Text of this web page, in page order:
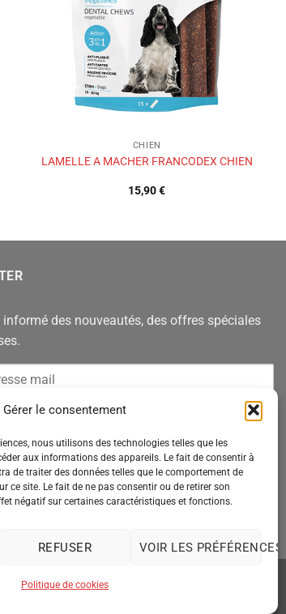
Gérer le consentement
nous utilisons des technologies telles que les
aux informations des appareils. Le fait de consentir à
de traiter des données telles que le comportement de
ce site. Le fait de ne pas consentir ou de retirer son
négatif sur certaines caractéristiques et fonctions.
REFUSER VOIR LES PRÉFÉRENCES
Politique de cookies
CHIEN
LAMELLE A MACHER FRANCODEX CHIEN
15,90€
informé des nouveautés, des offres spéciales